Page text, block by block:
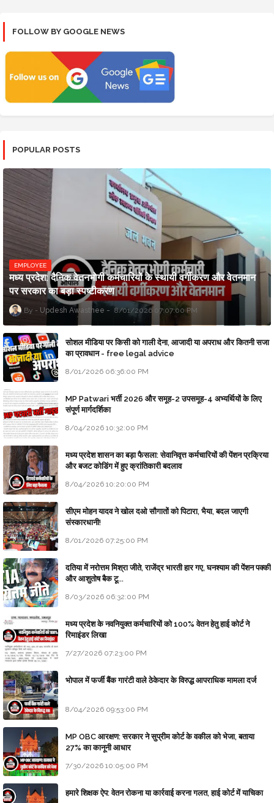
FOLLOW BY GOOGLE NEWS
POPULAR POSTS
EMPLOYEE
मध्य प्रदेश: दैनिक वेतनभोगी कर्मचारियों के स्थायी वर्गीकरण और वेतनमान
पर सरकार का बड़ा स्पष्टीकरण
Updesh Awasthee 8/01/2026 07:07:00 PM
सोशल मीडिया पर किसी को गाली देना, आजादी या अपराध और कितनी सजा
का प्रावधान - free legal advice
8/01/2026 06:36:00 PM
MP Patwari भर्ती 2026 और समूह-2 उपसमूह-4 अभ्यर्थियों के लिए
संपूर्ण मार्गदर्शिका
8/04/2026 10:32:00 PM
मध्य प्रदेश शासन का बड़ा फैसला: सेवानिवृत्त कर्मचारियों की पेंशन प्रक्रिया
और बजट कोडिंग में हुए क्रांतिकारी बदलाव
8/04/2026 10:20:00 PM
सीएम मोहन यादव ने खोल दओ सौगातों को पिटारा, भैया, बदल जाएगी
संस्कारधानी!
8/01/2026 07:25:00 PM
दतिया में नरोत्तम मिश्रा जीते, राजेंद्र भारती हार गए, घनश्याम की पेंशन पक्की
और आशुतोष बैक टू...
8/03/2026 06:32:00 PM
मध्य प्रदेश के नवनियुक्त कर्मचारियों को 100% वेतन हेतु हाई कोर्ट ने
रिमाइंडर लिखा
7/27/2026 07:23:00 PM
भोपाल में फर्जी बैंक गारंटी वाले ठेकेदार के विरुद्ध आपराधिक मामला दर्ज
8/04/2026 09:53:00 PM
MP OBC आरक्षण: सरकार ने सुप्रीम कोर्ट के वकील को भेजा, बताया
27% का कानूनी आधार
7/30/2026 10:05:00 PM
हमारे शिक्षक ऐप: वेतन रोकना या कार्रवाई करना गलत, हाई कोर्ट में याचिका